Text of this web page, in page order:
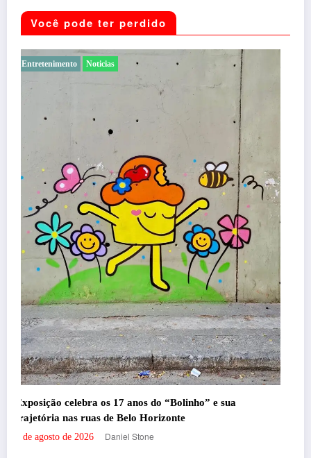
Você pode ter perdido
Entretenimento Noticias
Com ingressos esgotados desde junho, Churrasquinho
Menos é Mais agita BH na próxima semana
5 de agosto de 2026 Felipe Jesus